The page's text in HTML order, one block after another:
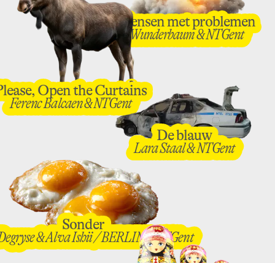
Mensen met problemen
Mensen met problemen
Wunderbaum & NTGent
Wunderbaum & NTGent
Open the Curtains
Open the Curtains
Ferenc Balcaen & NTGent
Ferenc Balcaen & NTGent
De blauw
De blauw
Lara Staal & NTGent
Lara Staal & NTGent
Sonder
Sonder
& Alva Ishii / BERLIN & NTGent
& Alva Ishii / BERLIN & NTGent